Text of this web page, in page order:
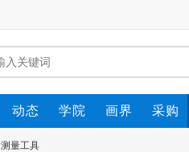
动态 学院 画界 采购
测量工具